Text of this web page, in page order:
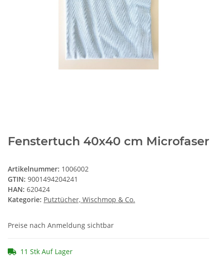
Fenstertuch 40x40 cm Microfaser
Artikelnummer: 1006002
GTIN: 9001494204241
HAN: 620424
Kategorie: Putztücher, Wischmop & Co.
Preise nach Anmeldung sichtbar
11 Stk Auf Lager